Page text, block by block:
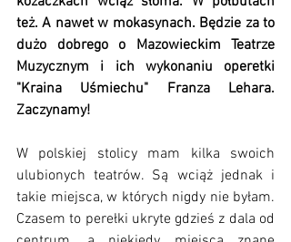
też. A nawet w mokasynach. Będzie za to
dużo dobrego o Mazowieckim Teatrze
Muzycznym i ich wykonaniu operetki
"Kraina Uśmiechu" Franza Lehara.
Zaczynamy!
W polskiej stolicy mam kilka swoich
ulubionych teatrów. Są wciąż jednak i
takie miejsca, w których nigdy nie byłam.
Czasem to perełki ukryte gdzieś z dala od